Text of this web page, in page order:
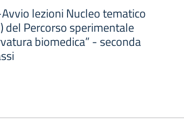
lezioni Nucleo tematico
del Percorso sperimentale
biomedica” - seconda